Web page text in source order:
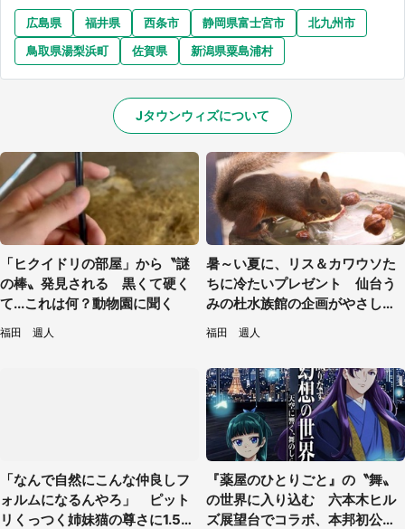
広島県 福井県 西条市 静岡県富士宮市
北九州市
鳥取県湯梨浜町
佐賀県 新潟県粟島浦村
Jタウンウィズについて
「ヒクイドリの部屋」から〝謎
の棒〟発見される 黒くて硬く
て...これは何？動物園に聞く
福田 週人
暑～い夏に、リス＆カワウソた
ちに冷たいプレゼント 仙台う
みの杜水族館の企画がやさしい
【7／31～8／23】
福田 週人
「なんで自然にこんな仲良しフ
ォルムになるんやろ」 ピット
リくっつく姉妹猫の尊さに1.5万
『薬屋のひとりごと』の〝舞〟
の世界に入り込む 六本木ヒル
ズ展望台でコラボ、本邦初公開